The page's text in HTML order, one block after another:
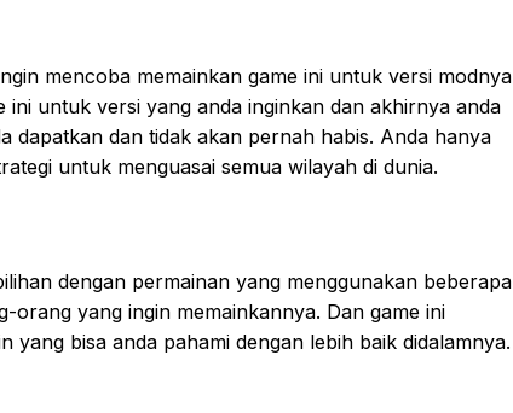
mencoba memainkan game ini untuk versi modnya
ini untuk versi yang anda inginkan dan akhirnya anda
dapatkan dan tidak akan pernah habis. Anda hanya
untuk menguasai semua wilayah di dunia.
dengan permainan yang menggunakan beberapa
yang ingin memainkannya. Dan game ini
yang bisa anda pahami dengan lebih baik didalamnya.